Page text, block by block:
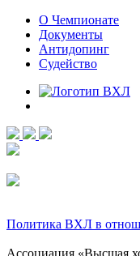
О Чемпионате
Документы
Антидопинг
Судейство
Политика ВХЛ в
Ассоциация «Высшая